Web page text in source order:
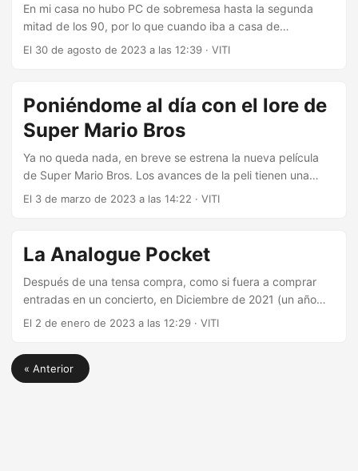
Shin-Chan”. Ya con esa mención os estaréis haciendo una
idea....
En mi casa no hubo PC de sobremesa hasta la segunda
mitad de los 90, por lo que cuando iba a casa de
familiares, jugaba muchísimo a lo que tenían disponible en
hoy sigue pareciéndome un melocotonazo. El enésimo
reencuentro Me gusta tener los juegos que me han
marcado personalmente en formato físico....
El 30 de agosto de 2023 a las 12:39 · VITI
Poniéndome al día con el lore de
Super Mario Bros
Ya no queda nada, en breve se estrena la nueva película
de Super Mario Bros. Los avances de la peli tienen una
pinta genial, quizás a lo mejor nos abruman con tanta
generación, y quizás no en el buen sentido, la película
taquillera de Mario de nuestra época. La cuestión es, que
frecuentando una tienda de segunda mano me encontré
con la portada del libro que os presento a continuación, y
mis ojos se abrieron como platos....
El 3 de marzo de 2023 a las 14:22 · VITI
La Analogue Pocket
Después de una tensa compra, como si fuera a comprar
entradas en un concierto, en Diciembre de 2021 (un año
hace ya), y tras los típicos sufrimientos de aduanas y
Analogue Pocket. ¿Y eso qué es lo que es? En estos años
han proliferado multitud de consolas con las que puedes
jugar a esos juegos que tienes un gran cariño o querrías
El 2 de enero de 2023 a las 12:29 · VITI
« Anterior